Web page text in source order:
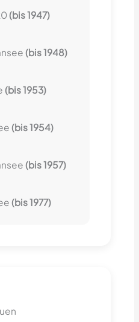
(bis 1947)
(bis 1948)
(bis 1953)
(bis 1954)
(bis 1957)
(bis 1977)